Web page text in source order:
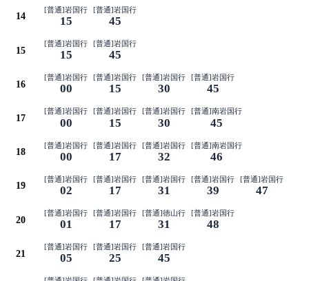
14
[普通]岩国行
15
[普通]岩国行
45
15
[普通]岩国行
15
[普通]岩国行
45
16
[普通]岩国行
00
[普通]岩国行
15
[普通]岩国行
30
[普通]岩国行
45
17
[普通]岩国行
00
[普通]岩国行
15
[普通]岩国行
30
[普通]南岩国行
45
18
[普通]岩国行
00
[普通]岩国行
17
[普通]岩国行
32
[普通]南岩国行
46
19
[普通]岩国行
02
[普通]岩国行
17
[普通]岩国行
31
[普通]岩国行
39
[普通]岩国行
47
20
[普通]岩国行
01
[普通]岩国行
17
[普通]徳山行
31
[普通]岩国行
48
21
[普通]岩国行
05
[普通]岩国行
25
[普通]岩国行
45